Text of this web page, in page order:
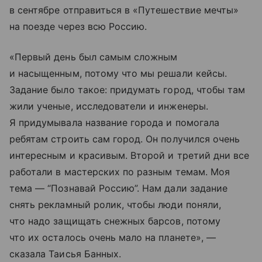
в сентябре отправиться в «Путешествие мечты»
на поезде через всю Россию.
«Первый день был самым сложным
и насыщенным, потому что мы решали кейсы.
Задание было такое: придумать город, чтобы там
жили ученые, исследователи и инженеры.
Я придумывала название города и помогала
ребятам строить сам город. Он получился очень
интересным и красивым. Второй и третий дни все
работали в мастерских по разным темам. Моя
тема — “Познавай Россию”. Нам дали задание
снять рекламный ролик, чтобы люди поняли,
что надо защищать снежных барсов, потому
что их осталось очень мало на планете», —
сказала Таисья Банных.